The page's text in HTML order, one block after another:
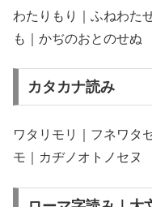
わたりもり｜ふねわた
も｜かぢのおとのせぬ
カタカナ読み
ワタリモリ｜フネワタ
モ｜カヂノオトノセヌ